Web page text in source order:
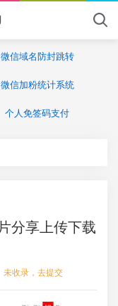
微信域名防封跳转
微信加粉统计系统
个人免签码支付
分享上传下载
未收录，去提交